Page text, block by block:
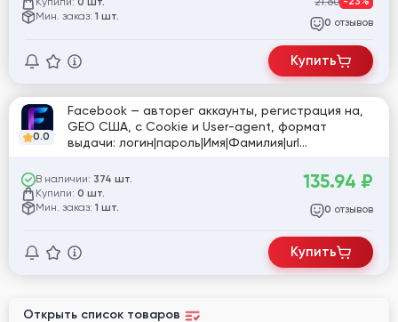
0 шт.
Мин. заказ: 1 шт.
0 отзывов
Купить
0.0
Facebook — авторег аккаунты, регистрация на,
GEO США, с Cookie и User-agent, формат
выдачи: логин|пароль|Имя|Фамилия|url
В наличии: 374 шт.
Купили: 0 шт.
Мин. заказ: 1 шт.
135.94 ₽
0 отзывов
Купить
Открыть список товаров